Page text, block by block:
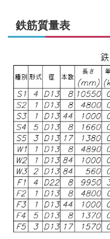
鉄筋質量表